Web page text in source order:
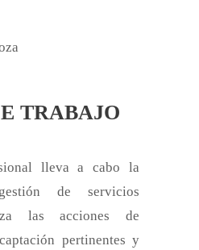
TRABAJO
lleva a cabo la
de servicios
las acciones de
pertinentes y